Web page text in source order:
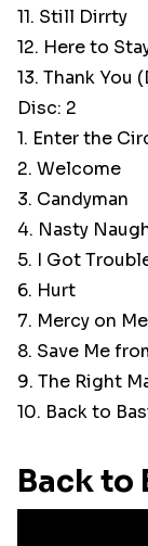
11. Still Dirrty
12. Here to
13. Thank
Disc: 2
1. Enter the
2. Welcome
3. Candyman
4. Nasty
5. I Got
6. Hurt
7. Mercy on Me
8. Save Me
9. The Right
10. Back to
Back to